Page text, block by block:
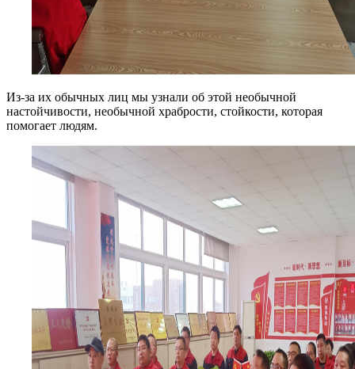
Из-за их обычных лиц мы узнали об этой необычной
настойчивости, необычной храбрости, стойкости, которая
помогает людям.